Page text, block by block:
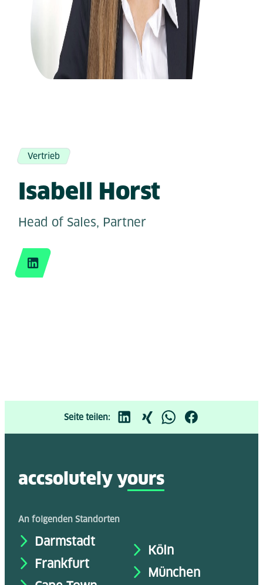
Vertrieb
Isabell Horst
Head of Sales, Partner
LinkedIn
Seite teilen:
accsolutely yours
An folgenden Standorten
Darmstadt
Frankfurt
Köln
München